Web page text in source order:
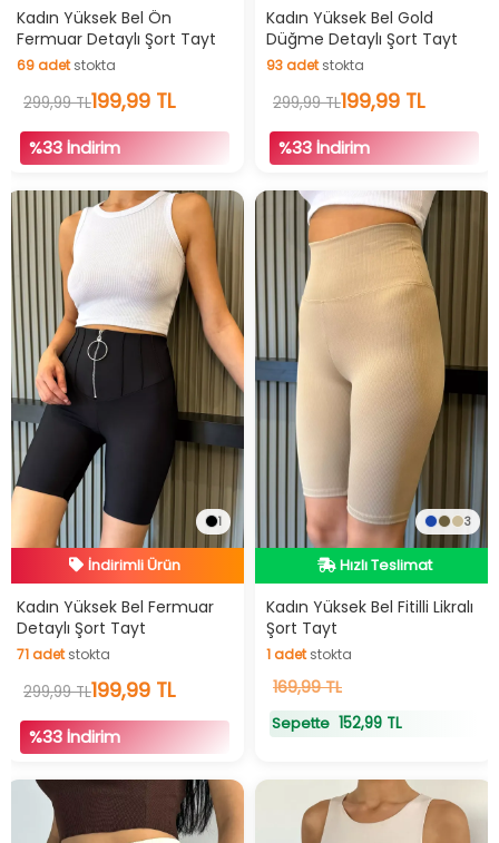
Hızlı Teslimat
İndirimli Ürün
Kadın Yüksek Bel Ön
Fermuar Detaylı Şort Tayt
69adetstokta
69adet stokta
299,99 TL199,99 TL
%33 İndirim
Hızlı Teslimat
İndirimli Ürün
Kadın Yüksek Bel Gold
Düğme Detaylı Şort Tayt
93adetstokta
93 adetstokta
299,99 TL199,99 TL
%33 İndirim
1
İndirimli Ürün
Hızlı Teslimat
İndirimli Ürün
Kadın Yüksek Bel Fermuar
Detaylı Şort Tayt
71adetstokta
71 adetstokta
299,99 TL199,99 TL
%33 İndirim
3
Hızlı Teslimat
Hızlı Teslimat
Kadın Yüksek Bel Fitilli Likralı
Şort Tayt
1adetstokta
adetstokta
169,99 TL
Sepette 152,99 TL